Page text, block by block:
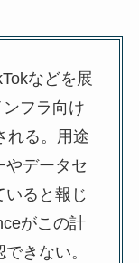
などを展
フラ向け
れる。用途
やデータセ
いると報じ
がこの計
きない。